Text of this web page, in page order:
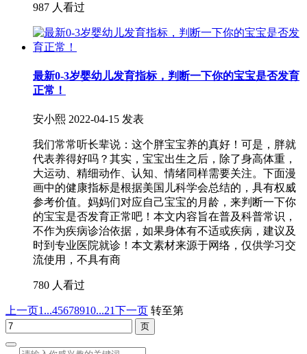
987 人看过
最新0-3岁婴幼儿发育指标，判断一下你的宝宝是否发育
正常！
安小熙 2022-04-15 发表
我们常常听长辈说：这个胖宝宝养的真好！可是，胖就
代表养得好吗？其实，宝宝出生之后，除了身高体重，
大运动、精细动作、认知、情绪同样需要关注。下面漫
画中的健康指标是根据美国儿科学会总结的，具有权威
参考价值。妈妈们对应自己宝宝的月龄，来判断一下你
的宝宝是否发育正常吧！本文内容旨在普及科普常识，
不作为疾病诊治依据，如果身体有不适或疾病，建议及
时到专业医院就诊！本文素材来源于网络，仅供学习交
流使用，不具有商
780 人看过
上一页1...45678910...21下一页 转至第